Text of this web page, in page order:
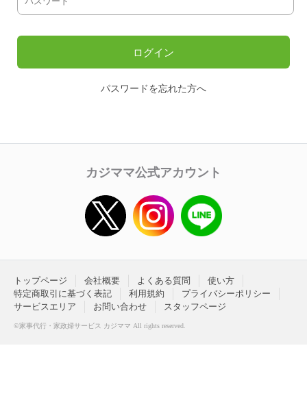
パスワードを忘れた方へ
カジママ公式アカウント
トップページ 会社概要 よくある質問
使い方
特定商取引に基づく表記
利用規約
プライバシーポリシー
サービスエリア
お問い合わせ スタッフページ
©家事代行・家政婦サービス カジママ All rights reserved.